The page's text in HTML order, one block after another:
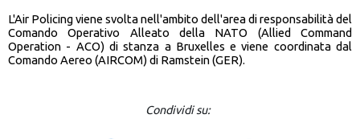
L'Air Policing viene svolta nell'ambito dell'area di responsabilità del
Comando Operativo Alleato della NATO (Allied Command
Operation - ACO) di stanza a Bruxelles e viene coordinata dal
Comando Aereo (AIRCOM) di Ramstein (GER).
Condividi su: